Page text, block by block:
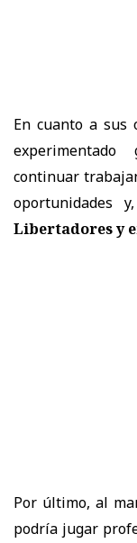
En cuanto a sus
continuar
oportunidades
Libertadores y
Por último, al
podría jugar